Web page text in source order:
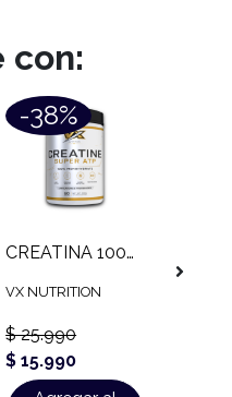
con:
-38%
CREATINA 100% MONOHIDRATADA VX NUTRITION (300 GR)
VX NUTRITION
$ 25.990
$ 15.990